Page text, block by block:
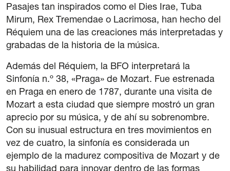
Pasajes tan inspirados como el Dies Irae, Tuba
Mirum, Rex Tremendae o Lacrimosa, han hecho del
Réquiem una de las creaciones más interpretadas y
grabadas de la historia de la música.
Además del Réquiem, la BFO interpretará la
Sinfonía n.º 38, «Praga» de Mozart. Fue estrenada
en Praga en enero de 1787, durante una visita de
Mozart a esta ciudad que siempre mostró un gran
aprecio por su música, y de ahí su sobrenombre.
Con su inusual estructura en tres movimientos en
vez de cuatro, la sinfonía es considerada un
ejemplo de la madurez compositiva de Mozart y de